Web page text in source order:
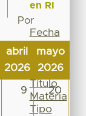
abril
2026
mayo
2026
9 20
en RI
Por
Fecha
publicación
Autor
Título
Materia
Tipo